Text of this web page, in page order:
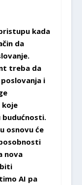
kada
da
treba da
i
osnovu će
nova
AI pa